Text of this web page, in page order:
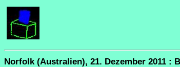
Norfolk (Australien), 21. Dezember 2011